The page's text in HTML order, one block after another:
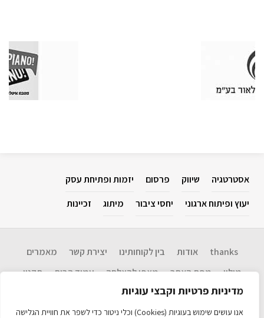
מדיניות פרטיות וקבצי עוגיות
אנו עושים שימוש בעוגיות (Cookies) וכלי ניטור כדי לשפר את חוויית הגלישה
אסטרטגיה שיווק פרסום
יזמות ופתיחת עסק
יעוץ ופיתוח ארגוני
יחסי ציבור מיתוג זכיינות
thanks אודות בין לקוחותינו יצירת קשר
מאמרים
מילון
מפת האתר מצפן להצלחה​ עמוד הבית תקנון
Disclaimer: המידע בנושא שיווק, אסטרטגיה, יחסי ציבור, פרסום, יזמות ופתיחת
לנכונות המידע ועדכניותו ולכל תוצאה שתיגרם עקב שימוש במידע זה. אין לראות